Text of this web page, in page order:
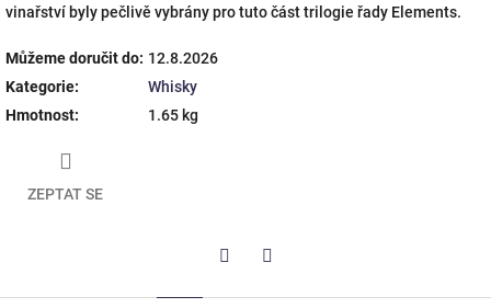
vinařství byly pečlivě vybrány pro tuto část trilogie řady Elements.
Můžeme doručit do: 12.8.2026
Kategorie:
Whisky
Hmotnost: 1.65 kg
ZEPTAT SE